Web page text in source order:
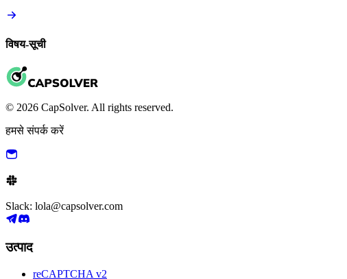
विषय-सूची
© 2026 CapSolver. All rights reserved.
हमसे संपर्क करें
Slack: lola@capsolver.com
उत्पाद
reCAPTCHA v2